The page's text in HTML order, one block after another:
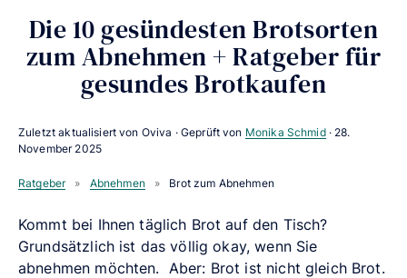
Die 10 gesündesten Brotsorten
zum Abnehmen + Ratgeber für
gesundes Brotkaufen
Zuletzt aktualisiert von Oviva · Geprüft von Monika Schmid· 28.
November 2025
Ratgeber » Abnehmen » Brot zum Abnehmen
Kommt bei Ihnen täglich Brot auf den Tisch?
Grundsätzlich ist das völlig okay, wenn Sie
abnehmen möchten. Aber: Brot ist nicht gleich Brot.